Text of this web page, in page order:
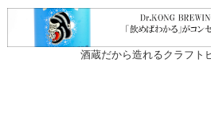
酒蔵だから造れるクラフト